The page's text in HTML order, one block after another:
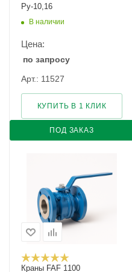
Ру-10,16
В наличии
Цена:
по запросу
Арт.: 11527
ПОД ЗАКАЗ
КУПИТЬ В 1 КЛИК
Краны FAF 1100